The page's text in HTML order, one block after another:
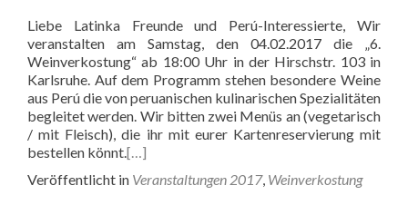
Liebe Latinka Freunde und Perú-Interessierte, Wir
veranstalten am Samstag, den 04.02.2017 die „6.
Weinverkostung“ ab 18:00 Uhr in der Hirschstr. 103 in
Karlsruhe. Auf dem Programm stehen besondere Weine
aus Perú die von peruanischen kulinarischen Spezialitäten
begleitet werden. Wir bitten zwei Menüs an (vegetarisch
/ mit Fleisch), die ihr mit eurer Kartenreservierung mit
bestellen könnt.[…]
Veröffentlicht in Veranstaltungen 2017, Weinverkostung